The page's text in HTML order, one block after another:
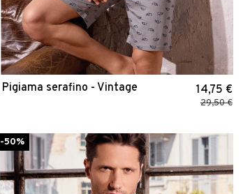
Pigiama serafino - Vintage 14,75 €
29,50 €
-50%